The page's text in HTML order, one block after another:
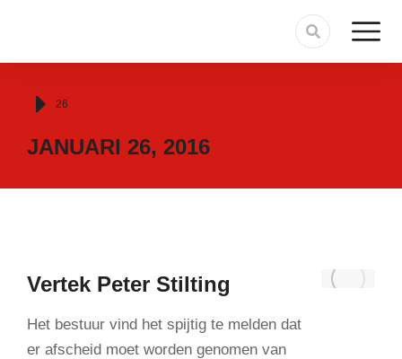
Je bent hier:
26
JANUARI 26, 2016
Vertek Peter Stilting
Het bestuur vind het spijtig te melden dat
er afscheid moet worden genomen van